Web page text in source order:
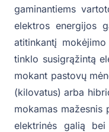
gaminantiems
elektros energijos
atitinkantį
tinklo susigrąžintą
mokant pastovų
(kilovatus) arba
mokamas mažesnis
elektrinės galią